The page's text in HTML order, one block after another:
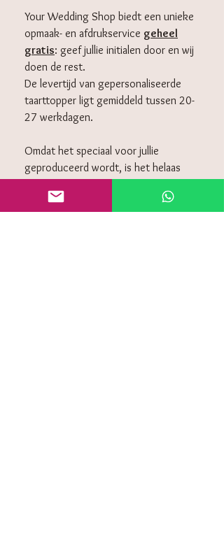
Your Wedding Shop biedt een unieke
opmaak- en afdrukservice geheel
gratis: geef jullie initialen door en wij
doen de rest.
De levertijd van gepersonaliseerde
taarttopper ligt gemiddeld tussen 20-
27 werkdagen.
Omdat het speciaal voor jullie
geproduceerd wordt, is het helaas
sturen.